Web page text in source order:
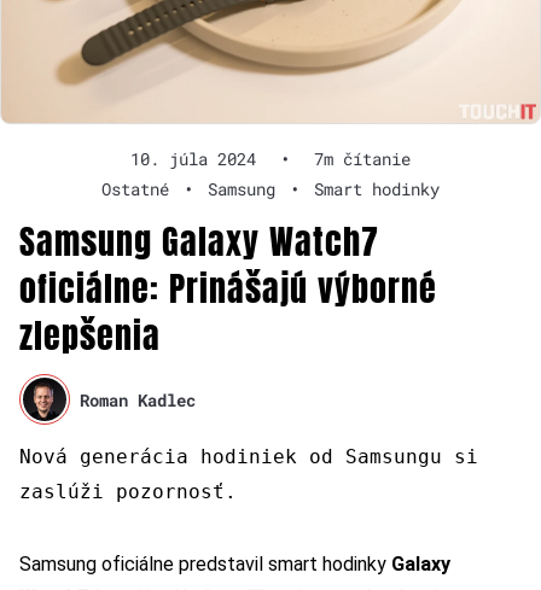
10. júla 2024 •
7m čítanie
Ostatné
• Samsung • Smart hodinky
Samsung Galaxy Watch7
oficiálne: Prinášajú výborné
zlepšenia
Roman Kadlec
Nová generácia hodiniek od Samsungu si
zaslúži pozornosť.
Samsung oficiálne predstavil smart hodinky Galaxy